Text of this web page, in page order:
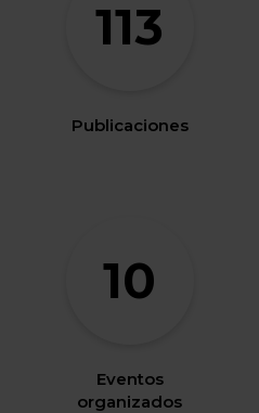
113
Publicaciones
10
Eventos
organizados